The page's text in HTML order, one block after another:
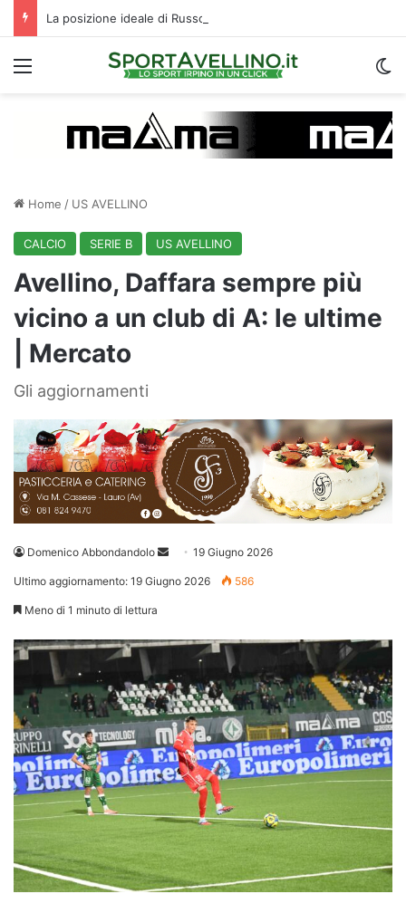
Menu
Home / US AVELLINO
CALCIO SERIE B US AVELLINO
Avellino, Daffara sempre più
vicino a un club di A: le ultime
| Mercato
Gli aggiornamenti
Domenico Abbondandolo
Invia 19 Giugno 2026
Ultimo aggiornamento: 19 Giugno 2026 586
Meno di 1 minuto di lettura